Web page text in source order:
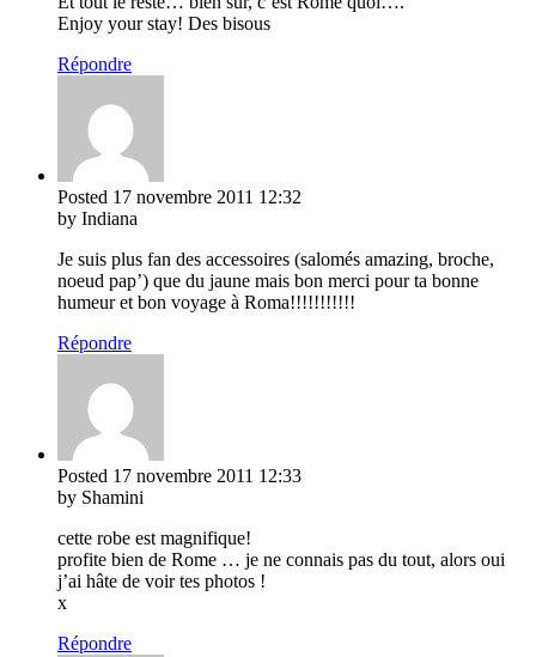
Enjoy your stay! Des bisous
Répondre
Posted 17 novembre 2011 12:32
by Indiana
Je suis plus fan des accessoires (salomés amazing, broche,
noeud pap’) que du jaune mais bon merci pour ta bonne
humeur et bon voyage à Roma!!!!!!!!!!!
Répondre
Posted 17 novembre 2011 12:33
by Shamini
cette robe est magnifique!
profite bien de Rome … je ne connais pas du tout, alors oui
j’ai hâte de voir tes photos !
x
Répondre